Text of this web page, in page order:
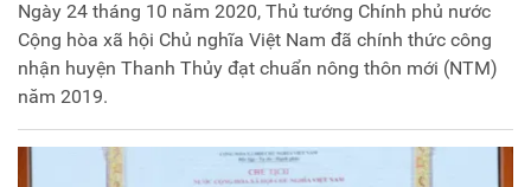
Ngày 24 tháng 10 năm 2020, Thủ tướng Chính phủ nước
Cộng hòa xã hội Chủ nghĩa Việt Nam đã chính thức công
nhận huyện Thanh Thủy đạt chuẩn nông thôn mới (NTM)
năm 2019.